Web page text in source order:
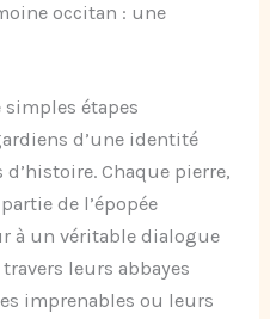
occitan : une
simples étapes
d’une identité
Chaque pierre,
de l’épopée
à un véritable dialogue
travers leurs abbayes
imprenables ou leurs